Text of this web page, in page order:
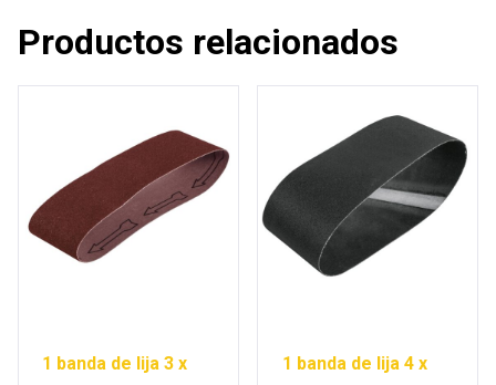
Productos relacionados
1 banda de lija 3 x
1 banda de lija 4 x